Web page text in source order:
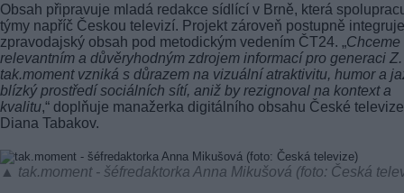
Obsah připravuje mladá redakce sídlící v Brně, která
týmy napříč Českou televizí. Projekt zároveň postupně
zpravodajský obsah pod metodickým vedením ČT24. „Chceme
relevantním a důvěryhodným zdrojem informací pro generaci Z.
tak.moment vzniká s důrazem na vizuální atraktivitu, humor a
blízký prostředí sociálních sítí, aniž by rezignoval na kontext a
kvalitu,“ doplňuje manažerka digitálního obsahu České televize
Diana Tabakov.
▲ tak.moment - šéfredaktorka Anna Mikušová (foto: Česká